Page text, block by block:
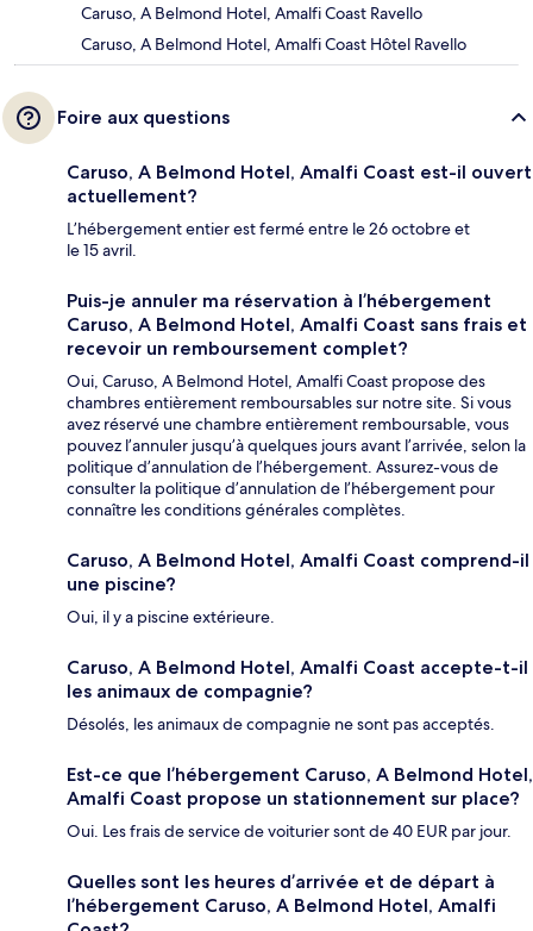
Caruso, A Belmond Hotel, Amalfi Coast Ravello
Caruso, A Belmond Hotel, Amalfi Coast Hôtel Ravello
Foire aux questions
Caruso, A Belmond Hotel, Amalfi Coast est-il ouvert
actuellement?
L’hébergement entier est fermé entre le 26 octobre et
le 15 avril.
Puis-je annuler ma réservation à l’hébergement
Caruso, A Belmond Hotel, Amalfi Coast sans frais et
recevoir un remboursement complet?
Oui, Caruso, A Belmond Hotel, Amalfi Coast propose des
chambres entièrement remboursables sur notre site. Si vous
avez réservé une chambre entièrement remboursable, vous
pouvez l’annuler jusqu’à quelques jours avant l’arrivée, selon la
politique d’annulation de l’hébergement. Assurez-vous de
consulter la politique d’annulation de l’hébergement pour
connaître les conditions générales complètes.
Caruso, A Belmond Hotel, Amalfi Coast comprend-il
une piscine?
Oui, il y a piscine extérieure.
Caruso, A Belmond Hotel, Amalfi Coast accepte-t-il
les animaux de compagnie?
Désolés, les animaux de compagnie ne sont pas acceptés.
Est-ce que l’hébergement Caruso, A Belmond Hotel,
Amalfi Coast propose un stationnement sur place?
Oui. Les frais de service de voiturier sont de 40 EUR par jour.
Quelles sont les heures d’arrivée et de départ à
l’hébergement Caruso, A Belmond Hotel, Amalfi